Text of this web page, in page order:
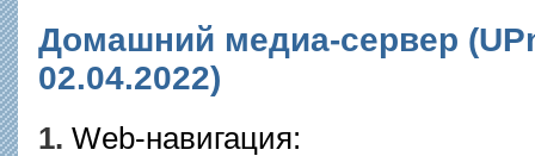
Домашний медиа-сервер
02.04.2022)
1. Web-навигация: